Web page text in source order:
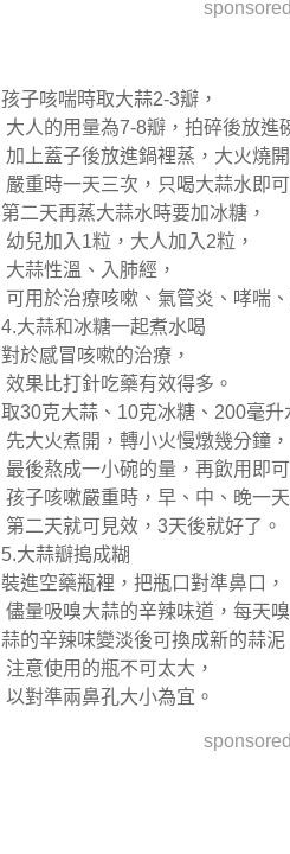
孩子咳喘時取大蒜2-3瓣，
大人的用量為7-8瓣，拍碎後放進
加上蓋子後放進鍋裡蒸，大火燒
嚴重時一天三次，只喝大蒜水即可
第二天再蒸大蒜水時要加冰糖，
幼兒加入1粒，大人加入2粒，
大蒜性溫、入肺經，
可用於治療咳嗽、氣管炎、哮喘
4.大蒜和冰糖一起煮水喝
對於感冒咳嗽的治療，
效果比打針吃藥有效得多。
取30克大蒜、10克冰糖、200毫升
先大火煮開，轉小火慢燉幾分鐘，
最後熬成一小碗的量，再飲用即可
孩子咳嗽嚴重時，早、中、晚一天
第二天就可見效，3天後就好了。
5.大蒜瓣搗成糊
裝進空藥瓶裡，把瓶口對準鼻口，
儘量吸嗅大蒜的辛辣味道，每天嗅
蒜的辛辣味變淡後可換成新的蒜泥
注意使用的瓶不可太大，
以對準兩鼻孔大小為宜。